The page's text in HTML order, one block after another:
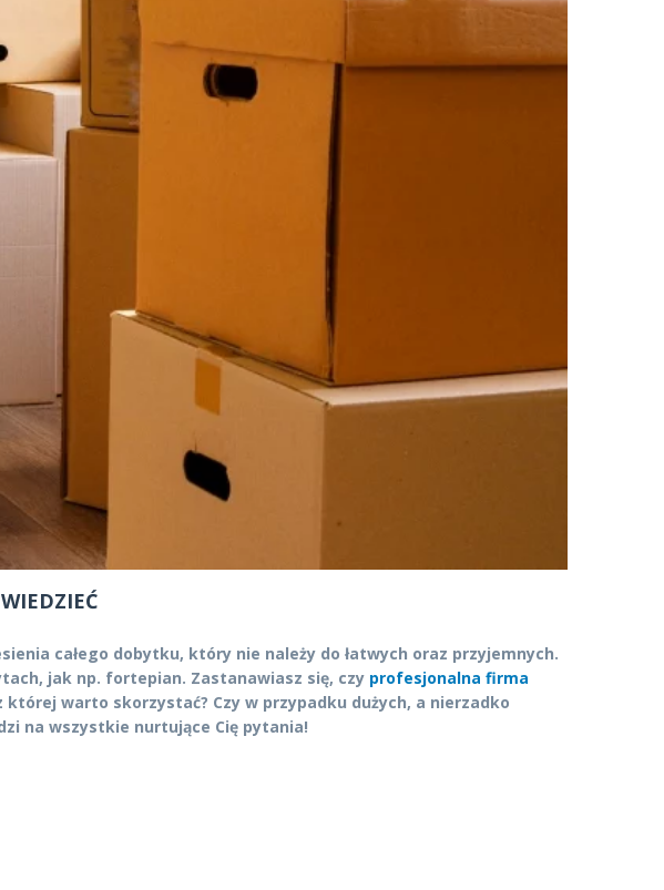
całego dobytku, który nie należy do łatwych oraz przyjemnych.
jak np. fortepian. Zastanawiasz się, czy profesjonalna firma
warto skorzystać? Czy w przypadku dużych, a nierzadko
na wszystkie nurtujące Cię pytania!